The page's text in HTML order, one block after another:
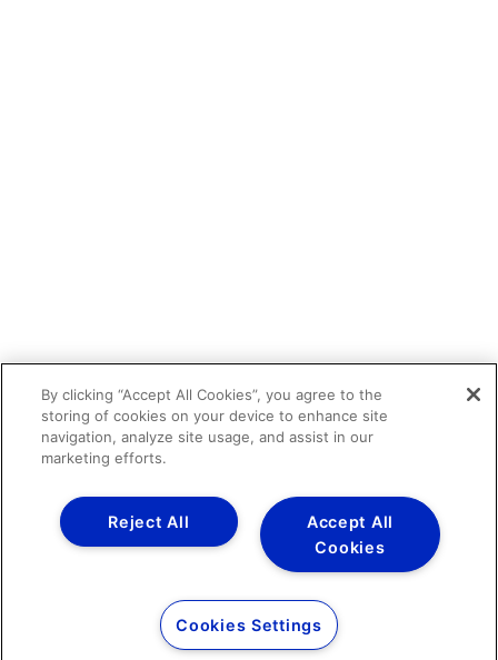
By clicking “Accept All Cookies”, you agree to the
storing of cookies on your device to enhance site
navigation, analyze site usage, and assist in our
marketing efforts.
Accept All
Cookies
Reject All
Cookies Settings